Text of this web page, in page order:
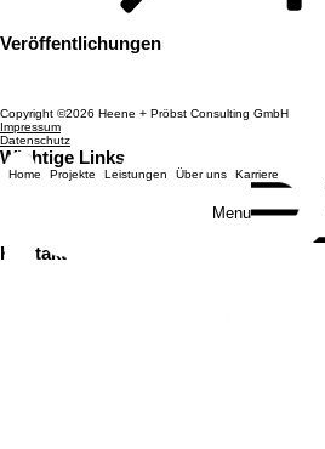
Veröffentlichungen
Copyright ©2026 Heene + Pröbst Consulting GmbH
Impressum
Datenschutz
Wichtige Links
Home Projekte Leistungen Über uns Karriere
Menu
Kontakt